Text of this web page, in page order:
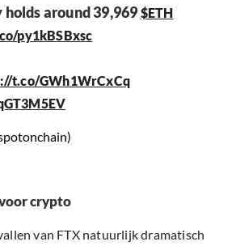
holds around 39,969$ETH
py1kBSBxsc
t.co/GWh1WrCxCq
crypto
van FTX natuurlijk dramatisch